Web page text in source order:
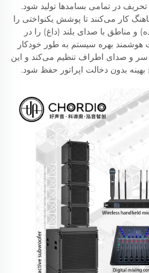
در تمامی بسامدها تولید شود.
کار می‌کنند تا پوشش یکنواختی را
و مناطق با صدای بلند (داغ) را در
بهره سیستم به طور خودکار
و صدای اطراف تنظیم می‌کند و این
بدون دخالت اپراتور حفظ شود.